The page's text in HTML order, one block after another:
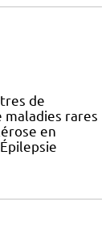
de
rares
en